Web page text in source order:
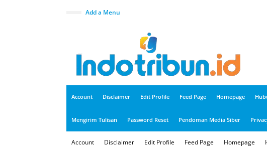
Add a Menu
Account Disclaimer Edit Profile Feed Page Homepage
Mengirim Tulisan Password Reset Pendoman Media Siber
Account Disclaimer Edit Profile Feed Page Homepage